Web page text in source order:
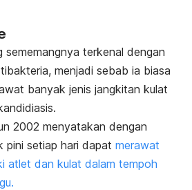
sememangnya terkenal dengan
menjadi sebab ia biasa
banyak jenis jangkitan kulat
2002 menyatakan dengan
pini setiap hari dapat merawat
atlet dan kulat dalam tempoh